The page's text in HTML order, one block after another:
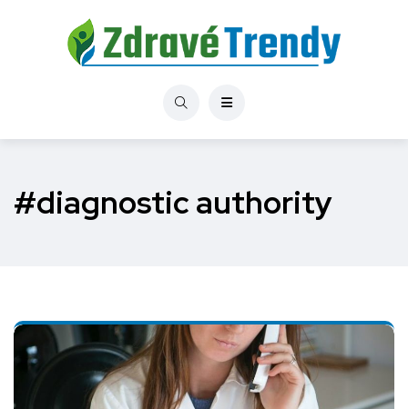
#diagnostic authority